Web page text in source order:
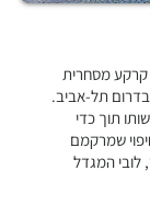
קומות עם קומת קרקע מסחרית
שימושים בדרום תל-אביב.
תוך כדי
שמרקמם
לובי המגדל